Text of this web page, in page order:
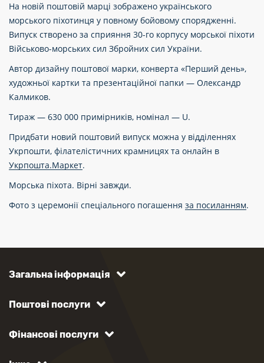
На новій поштовій марці зображено українського
морського піхотинця у повному бойовому спорядженні.
Випуск створено за сприяння 30-го корпусу морської піхоти
Військово-морських сил Збройних сил України.
Автор дизайну поштової марки, конверта «Перший день»,
художньої картки та презентаційної папки — Олександр
Калмиков.
Тираж — 630 000 примірників, номінал — U.
Придбати новий поштовий випуск можна у відділеннях
Укрпошти, філателістичних крамницях та онлайн в
Укрпошта.Маркет.
Морська піхота. Вірні завжди.
Фото з церемонії спеціального погашення за посиланням.
Загальна інформація
Поштові послуги
Фінансові послуги